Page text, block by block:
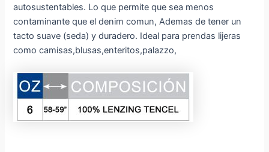
autosustentables. Lo que permite que sea menos
contaminante que el denim comun, Ademas de tener un
tacto suave (seda) y duradero. Ideal para prendas lijeras
como camisas,blusas,enteritos,palazzo,